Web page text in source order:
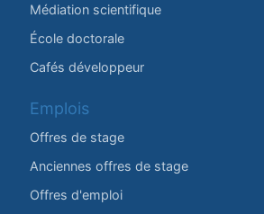
Médiation scientifique
École doctorale
Cafés développeur
Emplois
Offres de stage
Anciennes offres de stage
Offres d'emploi